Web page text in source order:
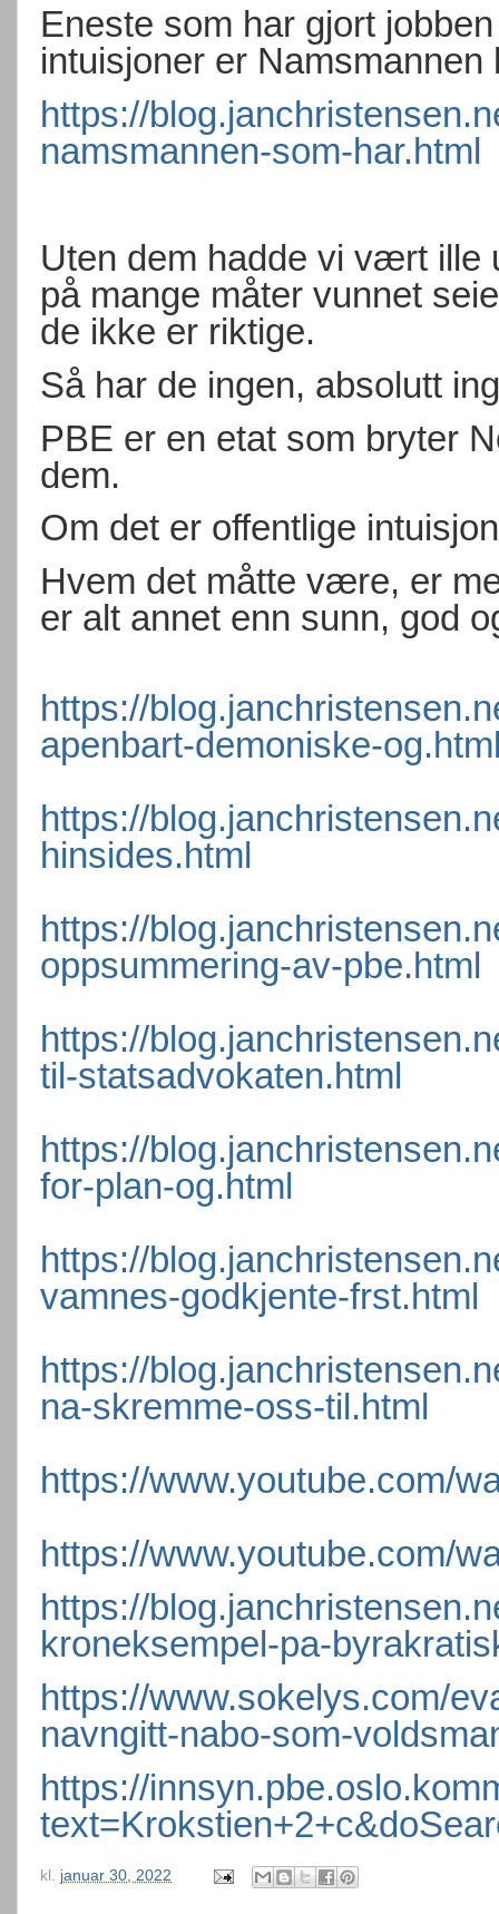
Eneste som har gjort
intuisjoner er Namsmannen
https://
namsmannen-som-har.html
Uten dem hadde vi vært ille
på mange måter vunnet
de ikke er riktige.
Så har de ingen, absolutt
PBE er en etat som bryter
dem.
Om det er offentlige
Hvem det måtte være, er
er alt annet enn sunn, god
https://
apenbart-demoniske-
https://
hinsides.html
https://
oppsummering-av-pbe.html
https://
til-statsadvokaten.html
https://
for-plan-og.html
https://
vamnes-godkjente-frst.html
https://
na-skremme-oss-til.html
https://www.youtube.com/
https://www.youtube.com/
https://
kroneksempel-pa-
https://www.sokelys.com/
navngitt-nabo-som-
https://
kl. januar 30, 2022